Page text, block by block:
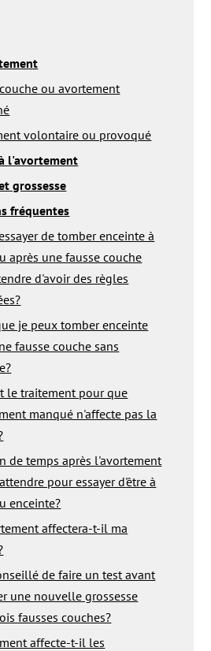
ou avortement
volontaire ou provoqué
l'avortement
grossesse
fréquentes
de tomber enceinte à
après une fausse couche
d'avoir des règles
je peux tomber enceinte
fausse couche sans
le traitement pour que
manqué n'affecte pas la
de temps après l'avortement
pour essayer d'être à
enceinte?
affectera-t-il ma
de faire un test avant
une nouvelle grossesse
fausses couches?
affecte-t-il les